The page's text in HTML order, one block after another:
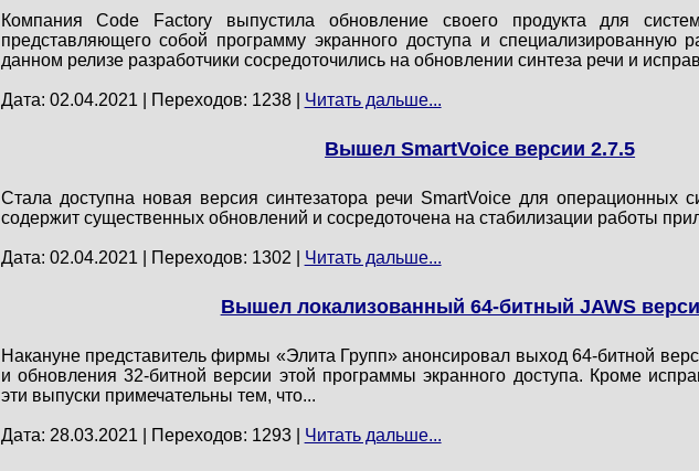
Компания Code Factory выпустила обновление своего продукта для
представляющего собой программу экранного доступа и специализированную
данном релизе разработчики сосредоточились на обновлении синтеза речи и
Дата: 02.04.2021 | Переходов: 1238 | Читать дальше...
Вышел SmartVoice версии 2.7.5
Стала доступна новая версия синтезатора речи SmartVoice для операционных
содержит существенных обновлений и сосредоточена на стабилизации работы
Дата: 02.04.2021 | Переходов: 1302 | Читать дальше...
Вышел локализованный 64-битный JAWS
Накануне представитель фирмы «Элита Групп» анонсировал выход 64-битной
и обновления 32-битной версии этой программы экранного доступа. Кроме
эти выпуски примечательны тем, что...
Дата: 28.03.2021 | Переходов: 1293 | Читать дальше...